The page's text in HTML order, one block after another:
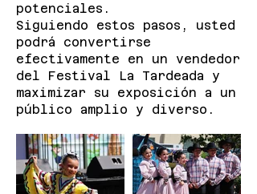
potenciales.
Siguiendo estos pasos, usted
podrá convertirse
efectivamente en un vendedor
del Festival La Tardeada y
maximizar su exposición a un
público amplio y diverso.